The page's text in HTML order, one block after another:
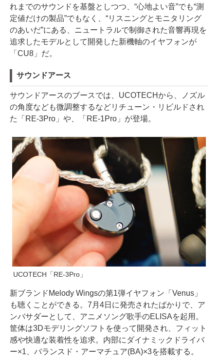
れまでのサウンドを基盤としつつ、“心地よい音”でも“測
定値だけの製品”でもなく、“リスニングとモニタリング
のあいだ”にある、ニュートラルで制御された音響再現を
追求したモデルとして開発した新機軸のイヤフォンが
「CU8」だ。
サウンドアース
サウンドアースのブースでは、UCOTECHから、ノズル
の角度なども微調整するなどリチューン・リビルドされ
た「RE-3Pro」や、「RE-1Pro」が登場。
UCOTECH「RE-3Pro」
新ブランドMelody Wingsの第1弾イヤフォン「Venus」
も聴くことができる。7月4日に発売されたばかりで、ア
ンバサダーとして、アニメソング歌手のELISAを起用。
筐体は3Dモデリングソフトを使って開発され、フィット
感や快適な装着性を追求。内部にダイナミックドライバ
ー×1、バランスド・アーマチュア(BA)×3を搭載する。